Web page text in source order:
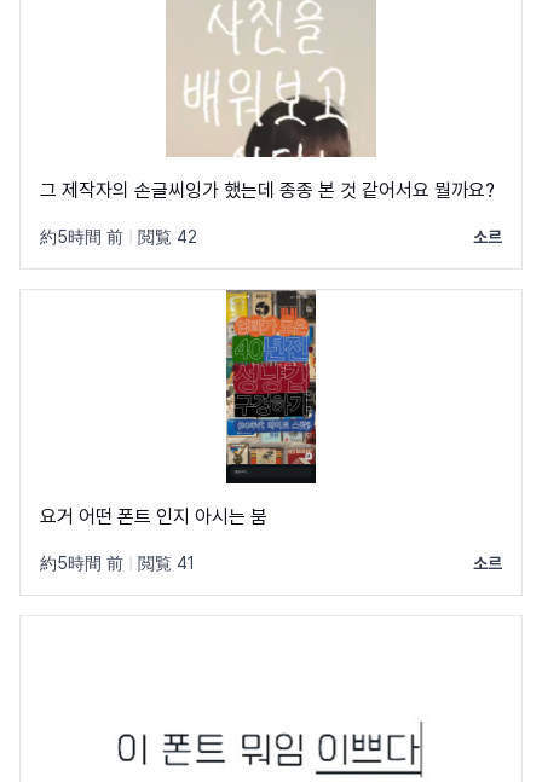
그 제작자의 손글씨잉가 했는데 종종 본 것 같어서요 뭘까요?
約5時間 前 閲覧 42 소르
요거 어떤 폰트 인지 아시는 붐
約5時間 前 閲覧 41 소르